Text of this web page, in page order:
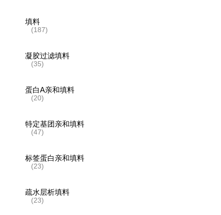
填料
(187)
凝胶过滤填料
(35)
蛋白A亲和填料
(20)
特定基团亲和填料
(47)
标签蛋白亲和填料
(23)
疏水层析填料
(23)